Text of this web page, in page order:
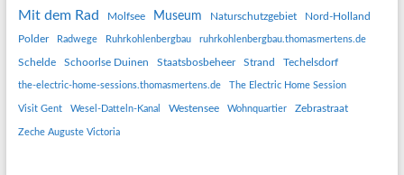
Mit dem Rad Molfsee Museum Naturschutzgebiet Nord-Holland
Polder Radwege Ruhrkohlenbergbau ruhrkohlenbergbau.thomasmertens.de
Schelde Schoorlse Duinen Staatsbosbeheer Strand Techelsdorf
the-electric-home-sessions.thomasmertens.de The Electric Home Session
Visit Gent Wesel-Datteln-Kanal Westensee Wohnquartier Zebrastraat
Zeche Auguste Victoria